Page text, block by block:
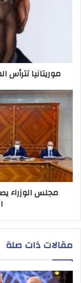
موريتانيا
مجلس الوزراء
مقالات ذات صلة